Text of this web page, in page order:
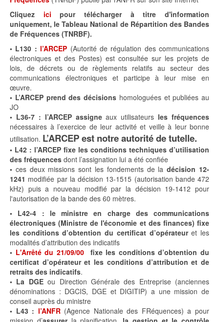
Cliquez ici pour télécharger à titre d'information
uniquement, le Tableau National de Répartition des Bandes
de Fréquences (TNRBF).
• L130 : l’ARCEP (Autorité de régulation des communications
électroniques et des Postes) est consultée sur les projets de
lois, de décrets ou de règlements relatifs au secteur des
communications électroniques et participe à leur mise en
œuvre.
• L’ARCEP prend des décisions homologuées et publiées au
JO
• L36-7 : l’ARCEP assigneaux utilisateurs les fréquences
nécessaires à l’exercice de leur activité et veille à leur bonne
utilisation. L’ARCEP est notre autorité de tutelle.
• L42 : l’ARCEP fixe les conditions techniques d’utilisation
des fréquences dont l’assignation lui a été confiée
• ces deux missions sont les fondements de ladécision 12-
1241 modifiée par la décision 13-1515 (autorisation bande 472
kHz) puis a nouveau modifié par la décision 19-1412 pour
l'autorisation de la bande des 60 mètres.
• L42-4 : le ministre en charge des communications
électroniques (Ministre de l'économie et des finances) fixe
les conditions d’obtention du certificat d’opérateuret les
modalités d’attribution des indicatifs
• L'Arrêté du 21/09/00fixe les conditions d’obtention du
certificat d’opérateur et les conditions d’attribution et de
retraits des indicatifs.
• La DGEou Direction Générale des Entreprise (anciennes
dénominations : DGCIS, DGE et DIGITIP) a une mission de
conseil auprès du ministre
• L43 : l’ANFR(Agence Nationale des FRéquences) a pour